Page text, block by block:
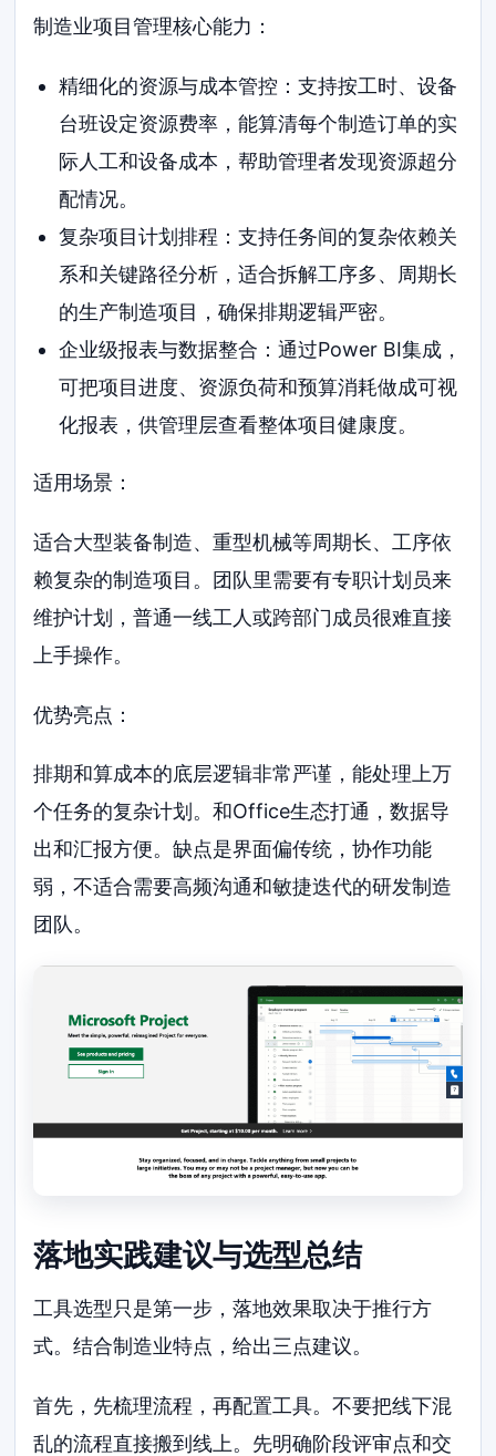
制造业项目管理核心能力：
精细化的资源与成本管控：支持按工时、设备
台班设定资源费率，能算清每个制造订单的实
际人工和设备成本，帮助管理者发现资源超分
配情况。
复杂项目计划排程：支持任务间的复杂依赖关
系和关键路径分析，适合拆解工序多、周期长
的生产制造项目，确保排期逻辑严密。
企业级报表与数据整合：通过Power BI集成，
可把项目进度、资源负荷和预算消耗做成可视
化报表，供管理层查看整体项目健康度。
适用场景：
适合大型装备制造、重型机械等周期长、工序依
赖复杂的制造项目。团队里需要有专职计划员来
维护计划，普通一线工人或跨部门成员很难直接
上手操作。
优势亮点：
排期和算成本的底层逻辑非常严谨，能处理上万
个任务的复杂计划。和Office生态打通，数据导
出和汇报方便。缺点是界面偏传统，协作功能
弱，不适合需要高频沟通和敏捷迭代的研发制造
团队。
落地实践建议与选型总结
工具选型只是第一步，落地效果取决于推行方
式。结合制造业特点，给出三点建议。
首先，先梳理流程，再配置工具。不要把线下混
乱的流程直接搬到线上。先明确阶段评审点和交